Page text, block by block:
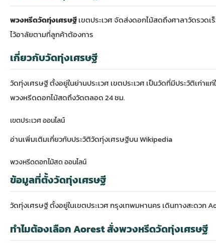
พวงหรีดวัดทุ่งเศรษฐีเขตประเวศ จัดส่งดอกไม้สดถึงศาลาวัดรว
ไว้อาลัยตามที่ลูกค้าต้องการ
เกี่ยวกับวัดทุ่งเศรษฐี
วัดทุ่งเศรษฐี ตั้งอยู่ในย่านประเวศ เขตประเวศ เป็นวัดที่มีประวัติเ
พวงหรีดดอกไม้สดถึงวัดตลอด 24 ชม.
เขตประเวศ ออนไลน์
อ่านเพิ่มเติมเกี่ยวกับประวัติวัดทุ่งเศรษฐีบน Wikipedia
พวงหรีดดอกไม้สด ออนไลน์
ข้อมูลที่ตั้งวัดทุ่งเศรษฐี
วัดทุ่งเศรษฐี ตั้งอยู่ในเขตประเวศ กรุงเทพมหานคร เดินทางสะดว
ทำไมต้องเลือก Aorest สั่งพวงหรีดวัดทุ่งเศรษฐี